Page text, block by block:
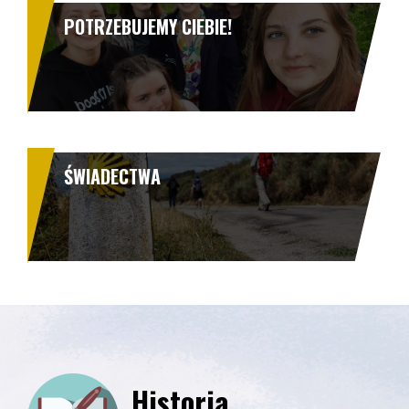
POTRZEBUJEMY CIEBIE!
ŚWIADECTWA